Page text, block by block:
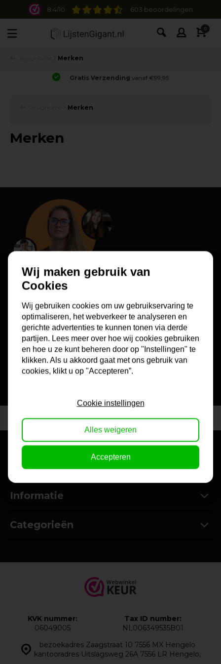
8.4/10 603 beoordelingen
0
Merken
Gratis Verzending vanaf €99,95
Merken
Merken
Gratis advies?
Onze medewerkers zijn zowel telefonisch, per chat als per
email te bereiken voor tips bij het kopen van een lijst.
074 250 7155 [ ma-vr 9.00-11.30 ]
info@lijstengigant.nl
Gratis Verzendingvanaf €99,95
Klantenservice
Informatie
Categorieën
bezoekadres Zaagstraat 10 7556 MX Hengelo
kantooradres Uitslagsweg 26A 7556 LR Hengelo,
KVK nummer:
06049005
Tax ID number:
NL006349535B01
Wij maken gebruik van
Cookies
Wij gebruiken cookies om uw gebruikservaring te
optimaliseren, het webverkeer te analyseren en
gerichte advertenties te kunnen tonen via derde
partijen. Lees meer over hoe wij cookies gebruiken
en hoe u ze kunt beheren door op "Instellingen" te
klikken. Als u akkoord gaat met ons gebruik van
cookies, klikt u op "Accepteren”.
Cookie instellingen
Alles weigeren
Accepteren